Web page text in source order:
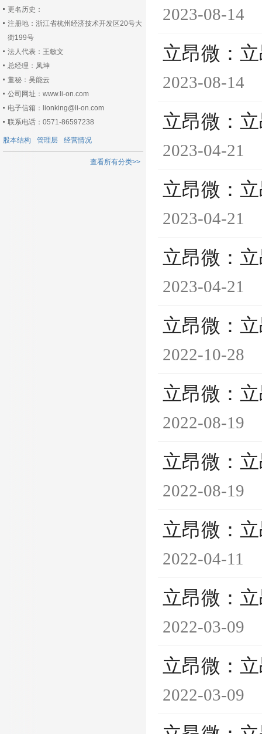
更名历史：
注册地：浙江省杭州经济技术开发区20号大
街199号
法人代表：王敏文
总经理：凤坤
董秘：吴能云
公司网址：www.li-on.com
电子信箱：lionking@li-on.com
联系电话：0571-86597238
股本结构 管理层 经营情况
查看所有分类>>
2023-08-14
立昂微：
2023-08-14
立昂微：
2023-04-21
立昂微：
2023-04-21
立昂微：
2023-04-21
立昂微：
2022-10-28
立昂微：
2022-08-19
立昂微：
2022-08-19
立昂微：
2022-04-11
立昂微：
2022-03-09
立昂微：
2022-03-09